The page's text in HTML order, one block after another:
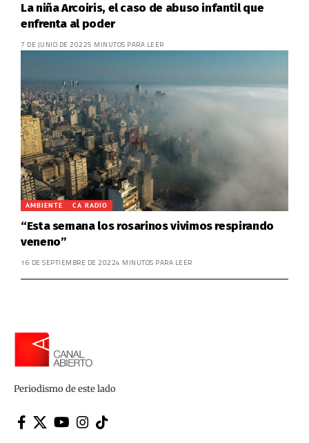
La niña Arcoiris, el caso de abuso infantil que
enfrenta al poder
7 DE JUNIO DE 20225 MINUTOS PARA LEER
AMBIENTE CA RADIO
“Esta semana los rosarinos vivimos respirando
veneno”
16 DE SEPTIEMBRE DE 20224 MINUTOS PARA LEER
Periodismo de este lado